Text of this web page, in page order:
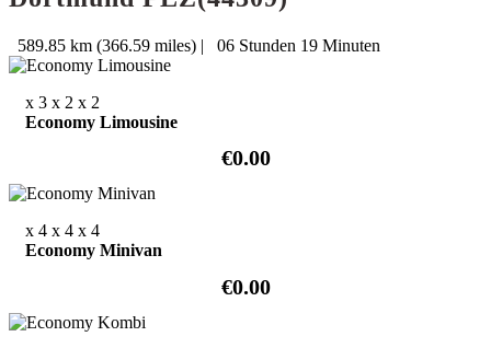
589.85 km (366.59 miles) | 06 Stunden 19 Minuten
x 3 x 2 x 2
Economy Limousine
€0.00
x 4 x 4 x 4
Economy Minivan
€0.00